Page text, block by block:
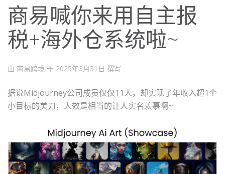
商易喊你来用自主报
税+海外仓系统啦~
由 商易跨境 于 2025年3月31日 撰写
据说Midjourney公司成员仅仅11人，却实现了年收入超1个
小目标的美刀，人效是相当的让人实名羡慕啊~